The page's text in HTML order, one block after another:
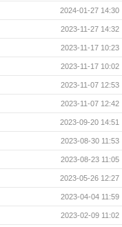
2024-01-27 14:30
2023-11-27 14:32
2023-11-17 10:23
2023-11-17 10:02
2023-11-07 12:53
2023-11-07 12:42
2023-09-20 14:51
2023-08-30 11:53
2023-08-23 11:05
2023-05-26 12:27
2023-04-04 11:59
2023-02-09 11:02